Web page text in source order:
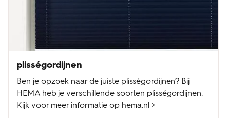
plisségordijnen
Ben je opzoek naar de juiste plisségordijnen? Bij
HEMA heb je verschillende soorten plisségordijnen.
Kijk voor meer informatie op hema.nl >